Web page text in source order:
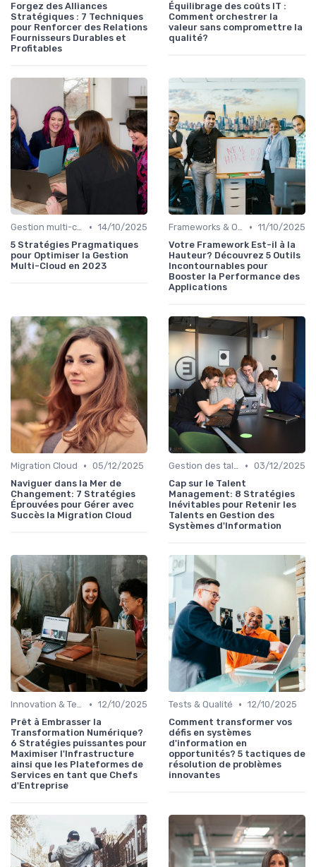
Forgez des Alliances
Stratégiques : 7 Techniques
pour Renforcer des Relations
Fournisseurs Durables et
Profitables
Équilibrage des coûts IT :
Comment orchestrer la
valeur sans compromettre la
qualité?
Gestion multi-cloud • 14/10/2025
5 Stratégies Pragmatiques
pour Optimiser la Gestion
Multi-Cloud en 2023
Frameworks & Outils • 11/10/2025
Votre Framework Est-il à la
Hauteur? Découvrez 5 Outils
Incontournables pour
Booster la Performance des
Applications
Migration Cloud • 05/12/2025
Naviguer dans la Mer de
Changement: 7 Stratégies
Éprouvées pour Gérer avec
Succès la Migration Cloud
Gestion des talents IT • 03/12/2025
Cap sur le Talent
Management: 8 Stratégies
Inévitables pour Retenir les
Talents en Gestion des
Systèmes d'Information
Innovation & Tendances • 12/10/2025
Prêt à Embrasser la
Transformation Numérique?
6 Stratégies puissantes pour
Maximiser l'Infrastructure
ainsi que les Plateformes de
Services en tant que Chefs
d'Entreprise
Tests & Qualité • 12/10/2025
Comment transformer vos
défis en systèmes
d'information en
opportunités? 5 tactiques de
résolution de problèmes
innovantes